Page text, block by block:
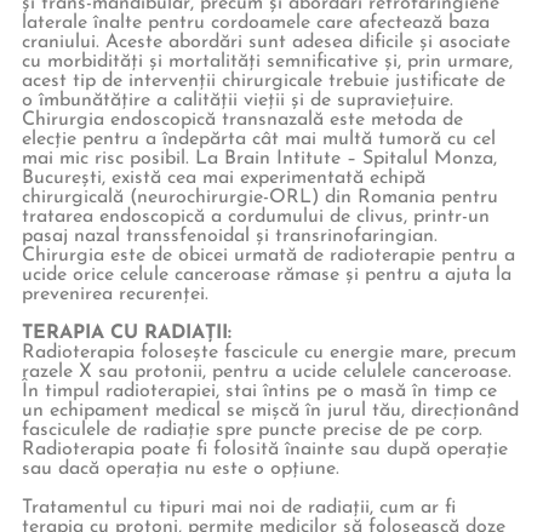
laterale înalte pentru cordoamele care afectează baza
craniului. Aceste abordări sunt adesea dificile și asociate
cu morbidități și mortalități semnificative și, prin urmare,
acest tip de intervenții chirurgicale trebuie justificate de
o îmbunătățire a calității vieții și de supraviețuire.
Chirurgia endoscopică transnazală este metoda de
elecție pentru a îndepărta cât mai multă tumoră cu cel
mai mic risc posibil. La Brain Intitute – Spitalul Monza,
București, există cea mai experimentată echipă
chirurgicală (neurochirurgie-ORL) din Romania pentru
tratarea endoscopică a cordumului de clivus, printr-un
pasaj nazal transsfenoidal și transrinofaringian.
Chirurgia este de obicei urmată de radioterapie pentru a
ucide orice celule canceroase rămase și pentru a ajuta la
prevenirea recurenței.
TERAPIA CU RADIAȚII:
Radioterapia folosește fascicule cu energie mare, precum
razele X sau protonii, pentru a ucide celulele canceroase.
În timpul radioterapiei, stai întins pe o masă în timp ce
un echipament medical se mișcă în jurul tău, direcționând
fasciculele de radiație spre puncte precise de pe corp.
Radioterapia poate fi folosită înainte sau după operație
sau dacă operația nu este o opțiune.
Tratamentul cu tipuri mai noi de radiații, cum ar fi
terapia cu protoni, permite medicilor să folosească doze